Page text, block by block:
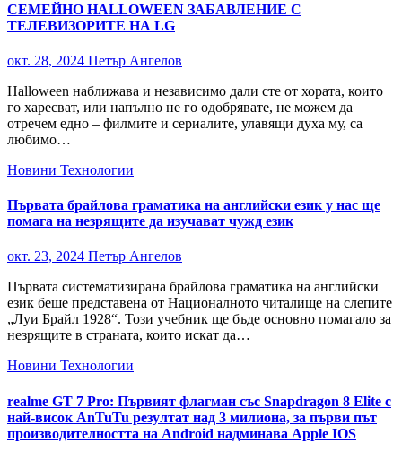
СЕМЕЙНО HALLOWEEN ЗАБАВЛЕНИЕ С
ТЕЛЕВИЗОРИТЕ НА LG
окт. 28, 2024 Петър Ангелов
Halloween наближава и независимо дали сте от хората, които
го харесват, или напълно не го одобрявате, не можем да
отречем едно – филмите и сериалите, улавящи духа му, са
любимо…
Новини Технологии
Първата брайлова граматика на английски език у нас ще
помага на незрящите да изучават чужд език
окт. 23, 2024 Петър Ангелов
Първата систематизирана брайлова граматика на английски
език беше представена от Националното читалище на слепите
„Луи Брайл 1928“. Този учебник ще бъде основно помагало за
незрящите в страната, които искат да…
Новини Технологии
realme GT 7 Pro: Първият флагман със Snapdragon 8 Elite с
най-висок AnTuTu резултат над 3 милиона, за първи път
производителността на Android надминава Apple IOS